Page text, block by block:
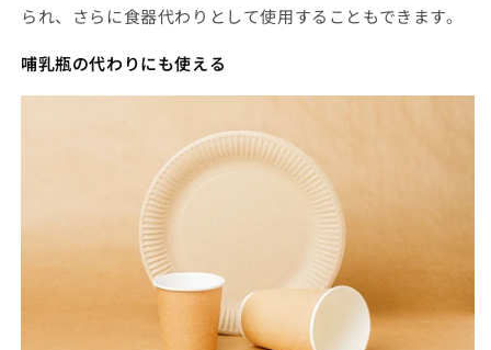
られ、さらに食器代わりとして使用することもできます。
哺乳瓶の代わりにも使える